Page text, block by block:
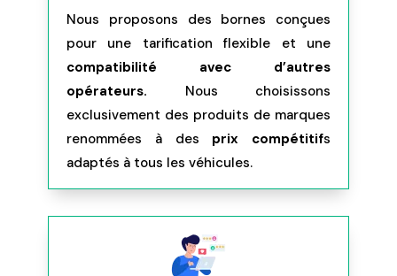
Nous proposons des bornes conçues
pour une tarification flexible et une
compatibilité avec d’autres
opérateurs. Nous choisissons
exclusivement des produits de marques
renommées à des prix compétitifs
adaptés à tous les véhicules.